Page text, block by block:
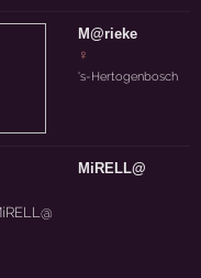
M@rieke
♀
's-Hertogenbosch
MiRELL@